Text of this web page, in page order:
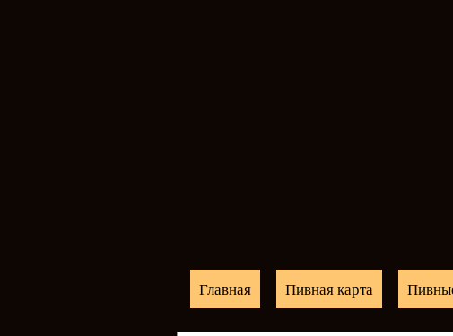
Главная Пивная карта